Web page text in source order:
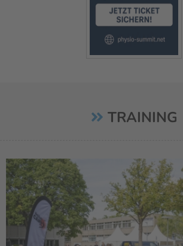
TRAINING